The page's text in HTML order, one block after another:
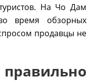
На Чо Дам
время обзорных
продавцы не